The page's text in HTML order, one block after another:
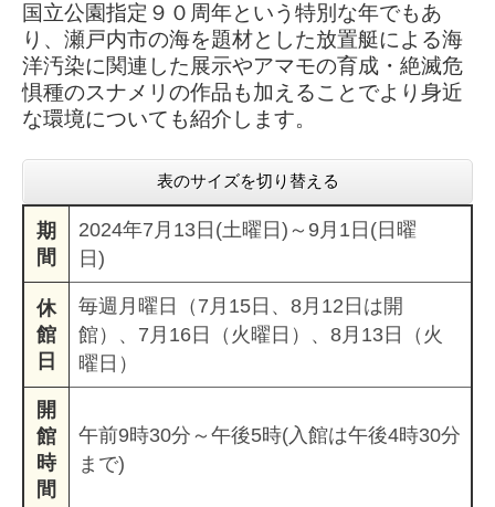
国立公園指定９０周年という特別な年でもあ
り、瀬戸内市の海を題材とした放置艇による海
洋汚染に関連した展示やアマモの育成・絶滅危
惧種のスナメリの作品も加えることでより身近
な環境についても紹介します。
表のサイズを切り替える
期
間
2024年7月13日(土曜日)～9月1日(日曜
日)
休
館
日
毎週月曜日（7月15日、8月12日は開
館）、7月16日（火曜日）、8月13日（火
曜日）
開
館
時
間
午前9時30分～午後5時(入館は午後4時30分
まで)